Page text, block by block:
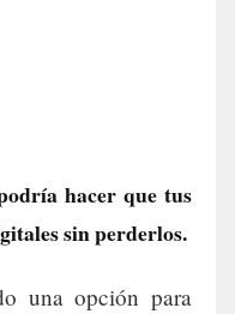
hacer que tus
sin perderlos.
una opción para